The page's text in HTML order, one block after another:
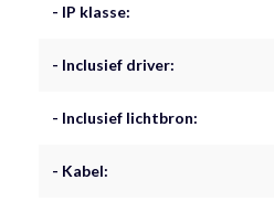
- IP klasse:
- Inclusief driver:
- Inclusief lichtbron:
- Kabel: